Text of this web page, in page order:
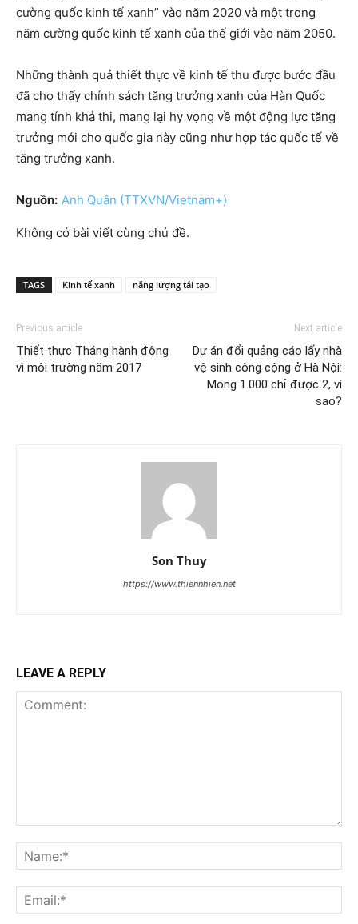
cường quốc kinh tế xanh” vào năm 2020 và một trong
năm cường quốc kinh tế xanh của thế giới vào năm 2050.
Những thành quả thiết thực về kinh tế thu được bước đầu
đã cho thấy chính sách tăng trưởng xanh của Hàn Quốc
mang tính khả thi, mang lại hy vọng về một động lực tăng
trưởng mới cho quốc gia này cũng như hợp tác quốc tế về
tăng trưởng xanh.
Nguồn: Anh Quân (TTXVN/Vietnam+)
Không có bài viết cùng chủ đề.
TAGS Kinh tế xanh năng lượng tái tạo
Previous article
Thiết thực Tháng hành động
vì môi trường năm 2017
Next article
Dự án đổi quảng cáo lấy nhà
vệ sinh công cộng ở Hà Nội:
Mong 1.000 chỉ được 2, vì
sao?
Son Thuy
https://www.thiennhien.net
LEAVE A REPLY